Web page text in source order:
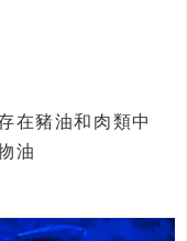
在豬油和肉類中
油